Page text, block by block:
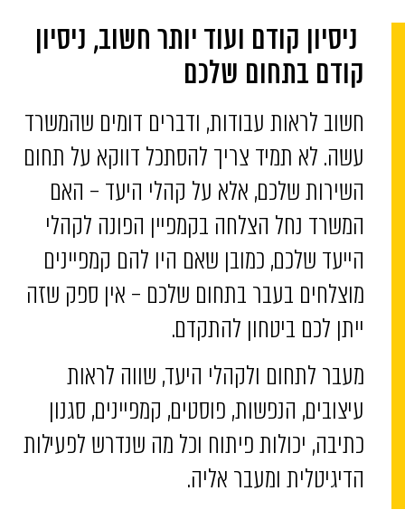
ניסיון קודם ועוד יותר חשוב, ניסיון
קודם בתחום שלכם
חשוב לראות עבודות, ודברים דומים שהמשרד
עשה. לא תמיד צריך להסתכל דווקא על תחום
השירות שלכם, אלא על קהלי היעד – האם
המשרד נחל הצלחה בקמפיין הפונה לקהלי
הייעד שלכם, כמובן שאם היו להם קמפיינים
מוצלחים בעבר בתחום שלכם – אין ספק שזה
ייתן לכם ביטחון להתקדם.
מעבר לתחום ולקהלי היעד, שווה לראות
עיצובים, הנפשות, פוסטים, קמפיינים, סגנון
כתיבה, יכולות פיתוח וכל מה שנדרש לפעילות
הדיגיטלית ומעבר אליה.